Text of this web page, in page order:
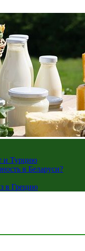
и Турцию
в Беларуси?
в Грецию